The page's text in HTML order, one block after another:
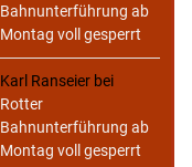
Bahnunterführung ab
Montag voll gesperrt
Karl Ranseier bei
Rotter
Bahnunterführung ab
Montag voll gesperrt